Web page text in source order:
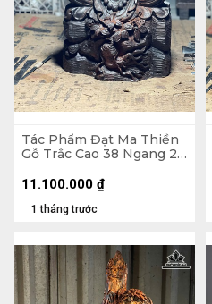
Tác Phẩm Đạt Ma Thiền
Gỗ Trắc Cao 38 Ngang 23
1 tháng trước
11.100.000 ₫